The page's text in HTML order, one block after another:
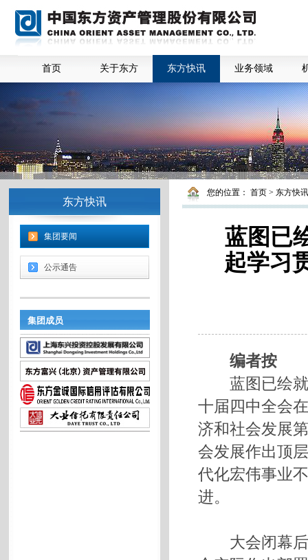
首页 关于东方 东方快讯 业务领域
东方快讯
集团要闻
公示通告
集团成员
您的位置： 首页 > 东方快讯
蓝图已
起学习
编者按
蓝图已绘就
十届四中全会
济和社会发展
会发展作出顶
代化宏伟事业
进。
大会闭幕后